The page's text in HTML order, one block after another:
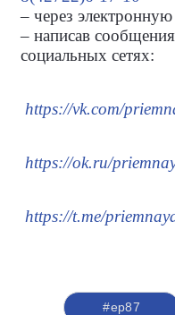
– через
– написав
социальных сетях:
https://vk.com/
https://ok.ru/
https://t.me/
#ер87